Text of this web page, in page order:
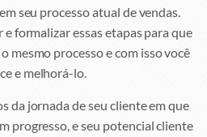
seu processo atual de vendas.
formalizar essas etapas para que
mesmo processo e com isso você
e melhorá-lo.
da jornada de seu cliente em que
progresso, e seu potencial cliente